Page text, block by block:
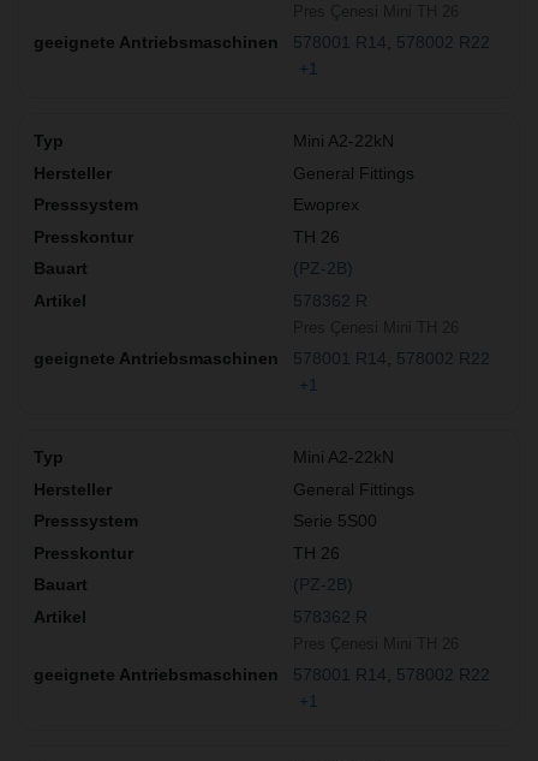
578001 R14
578002 R22
+1
Mini A2-22kN
General Fittings
Ewoprex
TH 26
(PZ-2B)
578362 R
578001 R14
578002 R22
+1
Mini A2-22kN
General Fittings
Serie 5S00
TH 26
(PZ-2B)
578362 R
578001 R14
578002 R22
+1